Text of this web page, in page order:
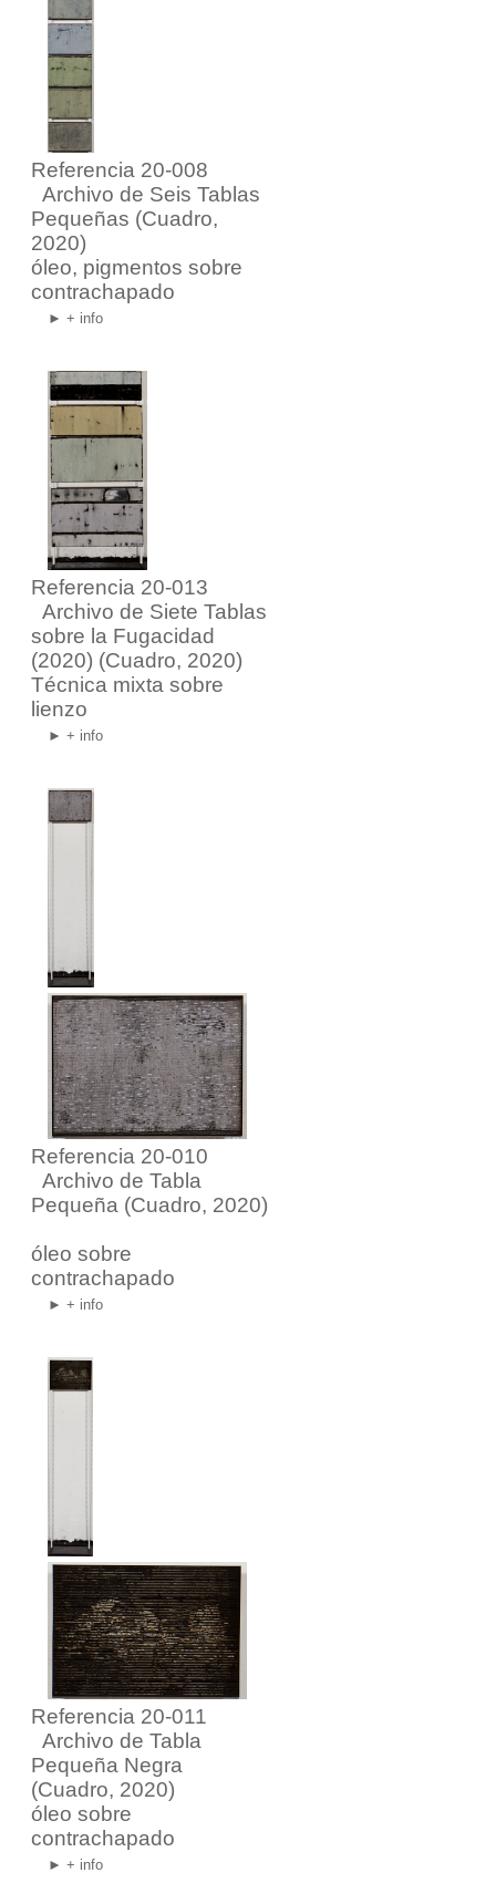
Referencia 20-008
Archivo de Seis Tablas
Pequeñas (Cuadro,
2020)
óleo, pigmentos sobre
contrachapado
► + info
Referencia 20-013
Archivo de Siete Tablas
sobre la Fugacidad
(2020) (Cuadro, 2020)
Técnica mixta sobre
lienzo
► + info
Referencia 20-010
Archivo de Tabla
Pequeña (Cuadro, 2020)
óleo sobre
contrachapado
► + info
Referencia 20-011
Archivo de Tabla
Pequeña Negra
(Cuadro, 2020)
óleo sobre
contrachapado
► + info